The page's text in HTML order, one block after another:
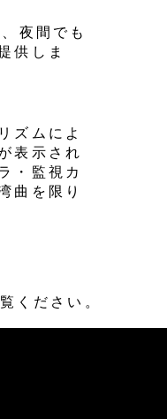
夜間でも
供しま
ズムによ
表示され
・監視カ
曲を限り
ください。